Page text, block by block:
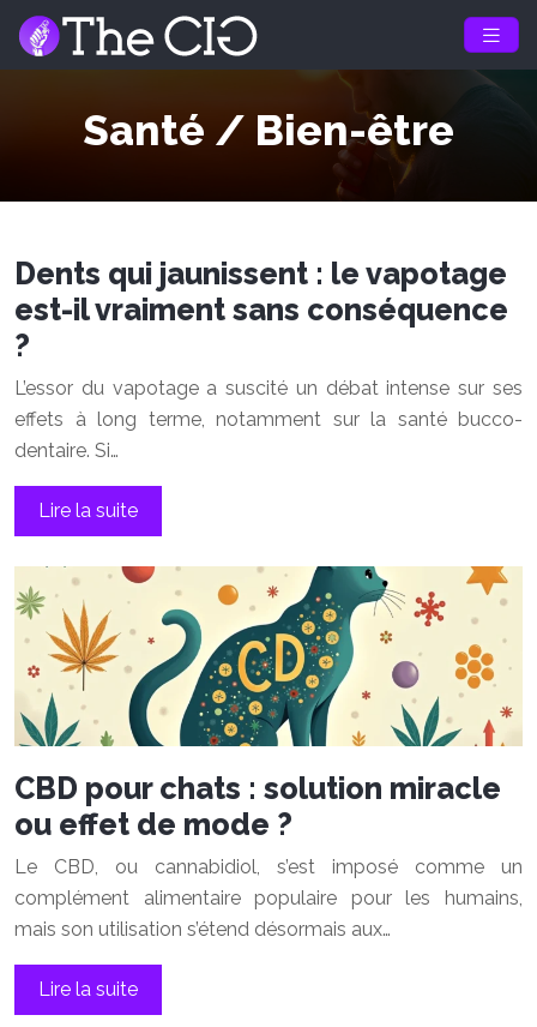
Santé / Bien-être
Dents qui jaunissent : le vapotage
est-il vraiment sans conséquence
?
L’essor du vapotage a suscité un débat intense sur ses
effets à long terme, notamment sur la santé bucco-
dentaire. Si…
Lire la suite
CBD pour chats : solution miracle
ou effet de mode ?
Le CBD, ou cannabidiol, s’est imposé comme un
complément alimentaire populaire pour les humains,
mais son utilisation s’étend désormais aux…
Lire la suite